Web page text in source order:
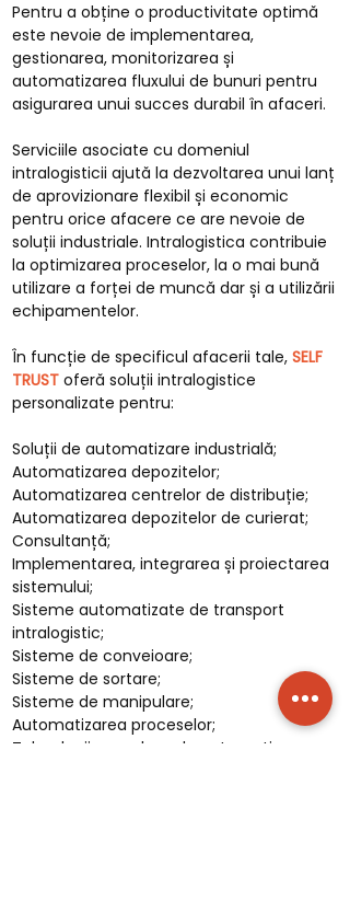
Pentru a obține o productivitate optimă
este nevoie de implementarea,
gestionarea, monitorizarea și
automatizarea fluxului de bunuri pentru
asigurarea unui succes durabil în afaceri.
Serviciile asociate cu domeniul
intralogisticii ajută la dezvoltarea unui lanț
de aprovizionare flexibil și economic
pentru orice afacere ce are nevoie de
soluții industriale. Intralogistica contribuie
la optimizarea proceselor, la o mai bună
utilizare a forței de muncă dar și a utilizării
echipamentelor.
În funcție de specificul afacerii tale, SELF
TRUST oferă soluții intralogistice
personalizate pentru:
Soluții de automatizare industrială;
Automatizarea depozitelor;
Automatizarea centrelor de distribuție;
Automatizarea depozitelor de curierat;
Consultanță;
Implementarea, integrarea și proiectarea
sistemului;
Sisteme automatizate de transport
intralogistic;
Sisteme de conveioare;
Sisteme de sortare;
Sisteme de manipulare;
Automatizarea proceselor;
Tehnologii complexe de automatizare.